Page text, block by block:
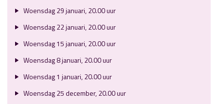
Woensdag 29 januari, 20.00 uur
Woensdag 22 januari, 20.00 uur
Woensdag 15 januari, 20.00 uur
Woensdag 8 januari, 20.00 uur
Woensdag 1 januari, 20.00 uur
Woensdag 25 december, 20.00 uur